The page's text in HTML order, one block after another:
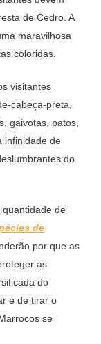
de Cedro. A
maravilhosa
coloridas.
visitantes
cabeça-preta,
gaivotas, patos,
infinidade de
do
de
de
por que as
as
do
e de tirar o
se